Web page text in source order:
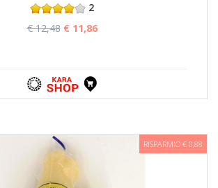
2
€ 12,48 € 11,86
RISPARMIO € 0,88